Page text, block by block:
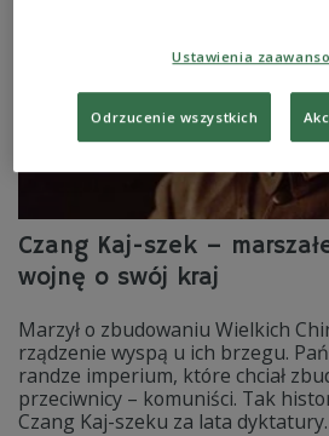
Czang Kaj-szek –
wojnę o swój kraj
Marzył o zbudowaniu Wielkich
rządzenie wyspą u ich brzegu.
randze imperium, które chciał
przeciwnicy – komuniści. Tak
Czang Kaj-szeku za lata dyktatury.
Ustawienia
Odrzucenie wszystkich